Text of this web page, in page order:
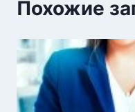
Похожие